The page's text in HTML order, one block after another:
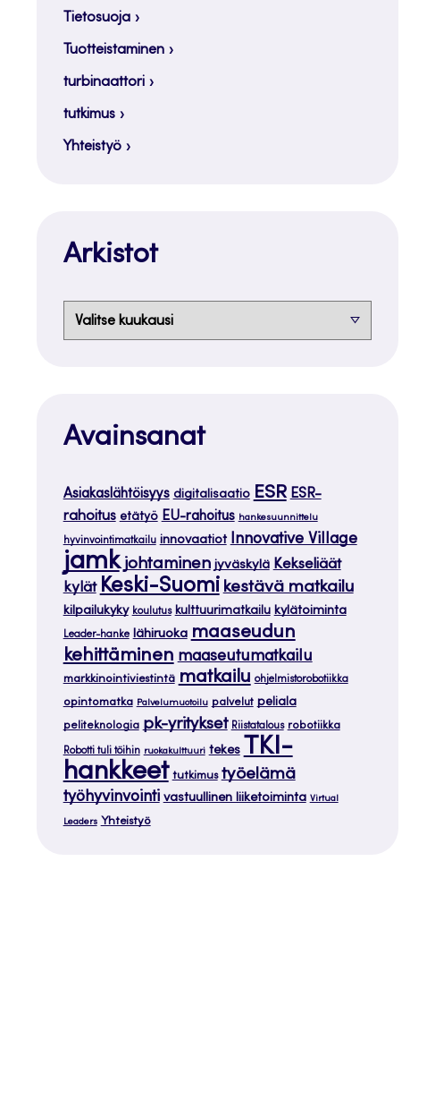
Tietosuoja
Tuotteistaminen
turbinaattori
tutkimus
Yhteistyö
Arkistot
Arkistot
Avainsanat
Asiakaslähtöisyys digitalisaatio ESR ESR-
rahoitus etätyö EU-rahoitus hankesuunnittelu
hyvinvointimatkailu innovaatiot Innovative Village
jamk johtaminen jyväskylä Kekseliäät
kylät Keski-Suomi kestävä matkailu
kilpailukyky koulutus kulttuurimatkailu kylätoiminta
Leader-hanke lähiruoka maaseudun
kehittäminen maaseutumatkailu
markkinointiviestintä matkailu ohjelmistorobotiikka
opintomatka Palvelumuotoilu palvelut peliala
peliteknologia pk-yritykset Riistatalous robotiikka
Robotti tuli töihin ruokakulttuuri tekes
TKI-
hankkeet tutkimus työelämä
työhyvinvointi vastuullinen liiketoiminta Virtual
Leaders Yhteistyö